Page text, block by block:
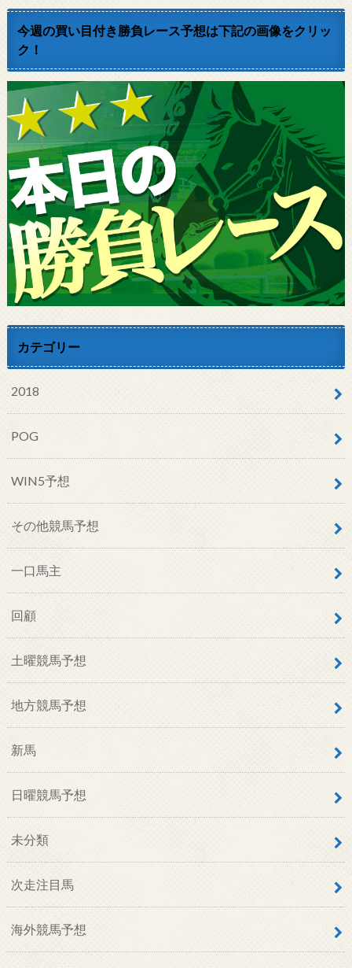
今週の買い目付き勝負レース予想は下記の画像をクリッ
ク！
カテゴリー
2018
POG
WIN5予想
その他競馬予想
一口馬主
回顧
土曜競馬予想
地方競馬予想
新馬
日曜競馬予想
未分類
次走注目馬
海外競馬予想